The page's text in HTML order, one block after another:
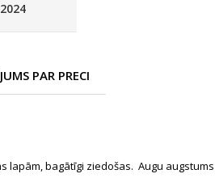
PAR PRECI
lapām, bagātīgi ziedošas. Augu augstums